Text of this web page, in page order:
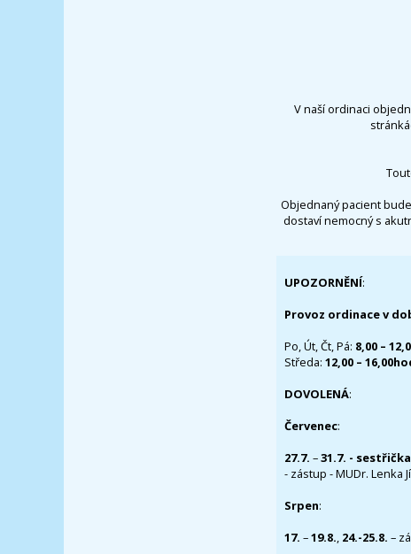
V naší ordinaci
Objednaný pacient
dostaví nemocný s
UPOZORNĚNÍ:
Provoz ordinace v
Po, Út, Čt, Pá: 8,00 –
Středa: 12,00 –
DOVOLENÁ:
Červenec:
27.7. –31.7. -
- zástup - MUDr. Lenka
Srpen:
17. –19.8., 24.-25.8. –